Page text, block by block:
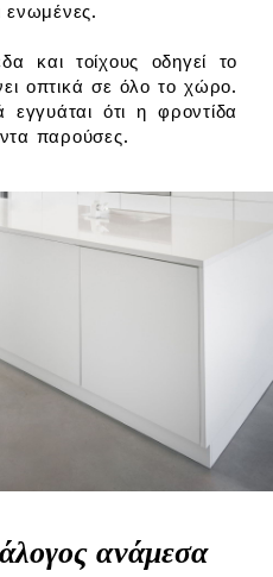
ενωμένες.
και τοίχους οδηγεί το
οπτικά σε όλο το χώρο.
ότι η φροντίδα
παρούσες.
ανάμεσα